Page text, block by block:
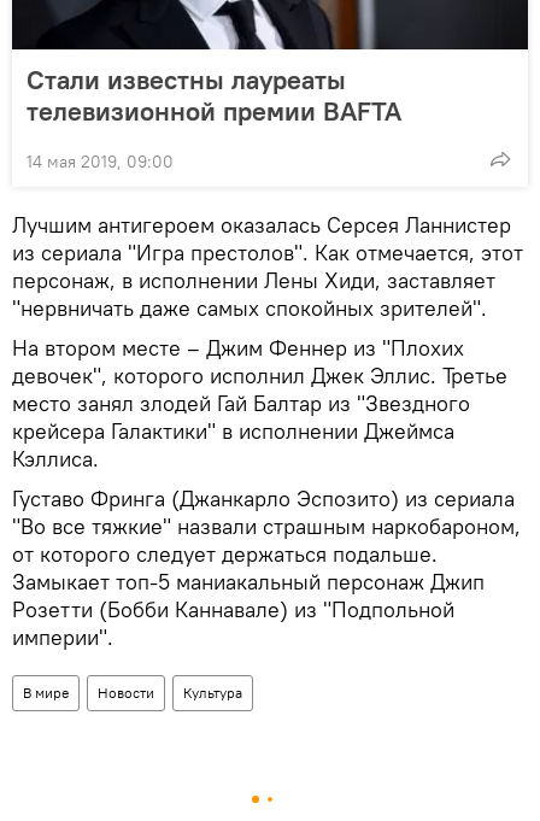
Стали известны лауреаты
телевизионной премии BAFTA
14 мая 2019, 09:00
Лучшим антигероем оказалась Серсея Ланнистер
из сериала "Игра престолов". Как отмечается, этот
персонаж, в исполнении Лены Хиди, заставляет
"нервничать даже самых спокойных зрителей".
На втором месте – Джим Феннер из "Плохих
девочек", которого исполнил Джек Эллис. Третье
место занял злодей Гай Балтар из "Звездного
крейсера Галактики" в исполнении Джеймса
Кэллиса.
Густаво Фринга (Джанкарло Эспозито) из сериала
"Во все тяжкие" назвали страшным наркобароном,
от которого следует держаться подальше.
Замыкает топ-5 маниакальный персонаж Джип
Розетти (Бобби Каннавале) из "Подпольной
империи".
В мире Новости Культура